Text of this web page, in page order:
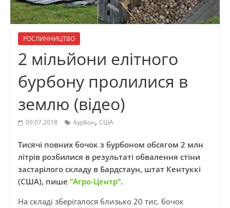
РОСЛИННИЦТВО
2 мільйони елітного
бурбону пролилися в
землю (відео)
09.07.2018 бурбон, США
Тисячі повних бочок з бурбоном обсягом 2 млн
літрів розбилися в результаті обвалення стіни
застарілого складу в Бардстаун, штат Кентуккі
(США), пише “Агро-Центр”.
На складі зберігалося близько 20 тис. бочок